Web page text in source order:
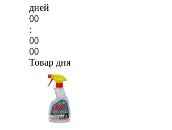
дней
00
:
00
00
Товар дня